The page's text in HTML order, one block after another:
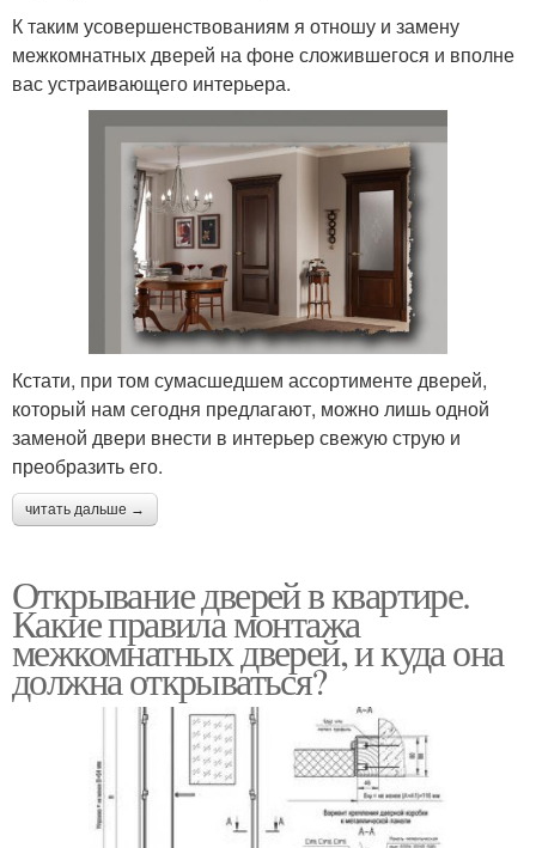
К таким усовершенствованиям я отношу и замену
межкомнатных дверей на фоне сложившегося и вполне
вас устраивающего интерьера.
Кстати, при том сумасшедшем ассортименте дверей,
который нам сегодня предлагают, можно лишь одной
заменой двери внести в интерьер свежую струю и
преобразить его.
читать дальше →
Открывание дверей в квартире.
Какие правила монтажа
межкомнатных дверей, и куда она
должна открываться?